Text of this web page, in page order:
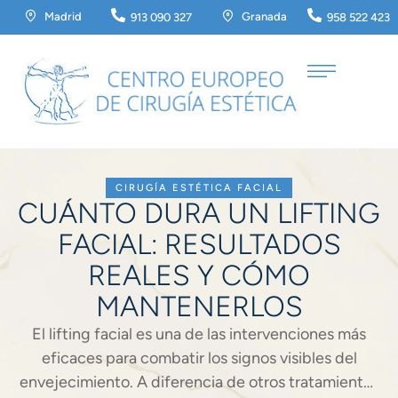
Madrid 913 090 327 Granada 958 522 423
CIRUGÍA ESTÉTICA FACIAL
CUÁNTO DURA UN LIFTING
FACIAL: RESULTADOS
REALES Y CÓMO
MANTENERLOS
El lifting facial es una de las intervenciones más
eficaces para combatir los signos visibles del
envejecimiento. A diferencia de otros tratamientos